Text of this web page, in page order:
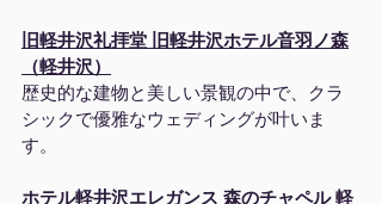
旧軽井沢礼拝堂 旧軽井沢ホテル音羽ノ森
（軽井沢）
歴史的な建物と美しい景観の中で、クラ
シックで優雅なウェディングが叶いま
す。
ホテル軽井沢エレガンス 森のチャペル 軽